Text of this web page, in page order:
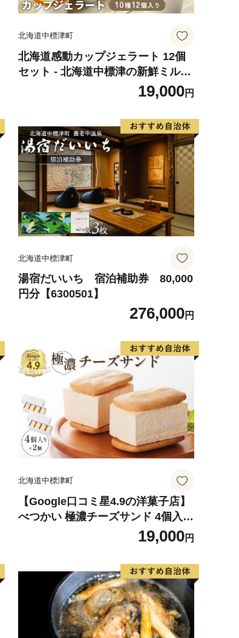
北海道中標津町
北海道感動カップジェラート 12個
セット - 北海道中標津の新鮮ミルク
を贅沢に使用【1200103】19,000円
北海道中標津町
湯宿だいいち 宿泊補助券 80,000
円分【6300501】
276,000円
北海道中標津町
【Google口コミ星4.9の洋菓子店】
べつかい 極濃チーズサンド 4個入り
19,000円